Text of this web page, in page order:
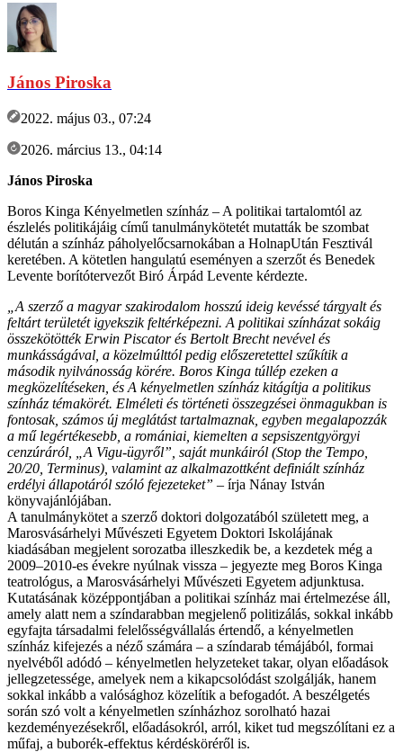
János Piroska
2022. május 03., 07:24
2026. március 13., 04:14
János Piroska
Boros Kinga Kényelmetlen színház – A politikai tartalomtól az
észlelés politikájáig című tanulmánykötetét mutatták be szombat
délután a színház páholyelőcsarnokában a HolnapUtán Fesztivál
keretében. A kötetlen hangulatú eseményen a szerzőt és Benedek
Levente borítótervezőt Biró Árpád Levente kérdezte.
„A szerző a magyar szakirodalom hosszú ideig kevéssé tárgyalt és
feltárt területét igyekszik feltérképezni. A politikai színházat sokáig
összekötötték Erwin Piscator és Bertolt Brecht nevével és
munkásságával, a közelmúlttól pedig előszeretettel szűkítik a
második nyilvánosság körére. Boros Kinga túllép ezeken a
megközelítéseken, és A kényelmetlen színház kitágítja a politikus
színház témakörét. Elméleti és történeti összegzései önmagukban is
fontosak, számos új meglátást tartalmaznak, egyben megalapozzák
a mű legértékesebb, a romániai, kiemelten a sepsiszentgyörgyi
cenzúráról, „A Vigu-ügyről”, saját munkáiról (Stop the Tempo,
20/20, Terminus), valamint az alkalmazottként definiált színház
erdélyi állapotáról szóló fejezeteket” – írja Nánay István
könyvajánlójában.
A tanulmánykötet a szerző doktori dolgozatából született meg, a
Marosvásárhelyi Művészeti Egyetem Doktori Iskolájának
kiadásában megjelent sorozatba illeszkedik be, a kezdetek még a
2009–2010-es évekre nyúlnak vissza – jegyezte meg Boros Kinga
teatrológus, a Marosvásárhelyi Művészeti Egyetem adjunktusa.
Kutatásának középpontjában a politikai színház mai értelmezése áll,
amely alatt nem a színdarabban megjelenő politizálás, sokkal inkább
egyfajta társadalmi felelősségvállalás értendő, a kényelmetlen
színház kifejezés a néző számára – a színdarab témájából, formai
nyelvéből adódó – kényelmetlen helyzeteket takar, olyan előadások
jellegzetessége, amelyek nem a kikapcsolódást szolgálják, hanem
sokkal inkább a valósághoz közelítik a befogadót. A beszélgetés
során szó volt a kényelmetlen színházhoz sorolható hazai
kezdeményezésekről, előadásokról, arról, kiket tud megszólítani ez a
műfaj, a buborék-effektus kérdésköréről is.